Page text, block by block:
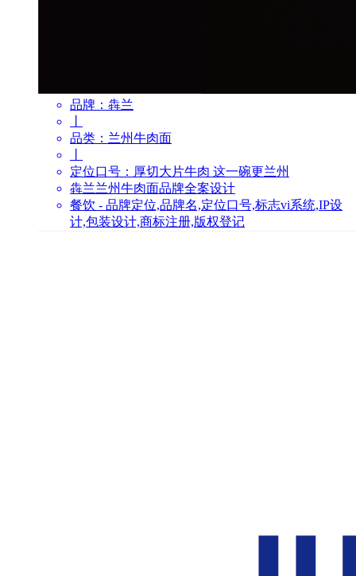
品牌： 犇兰
品类： 兰州牛肉面
定位口号： 厚切大片牛肉 这一碗更兰州
犇兰兰州牛肉面品牌全案设计
餐饮 - 品牌定位,品牌名,定位口号,标志vi系统,IP设
计,包装设计,商标注册,版权登记